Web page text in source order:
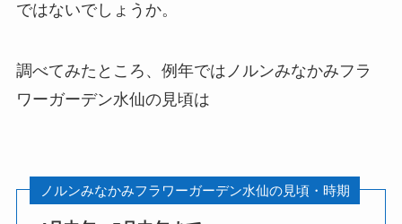
ではないでしょうか。
調べてみたところ、例年では ノルンみなかみフラ
ワーガーデン水仙の見頃は
ノルンみなかみフラワーガーデン水仙の見頃・時期